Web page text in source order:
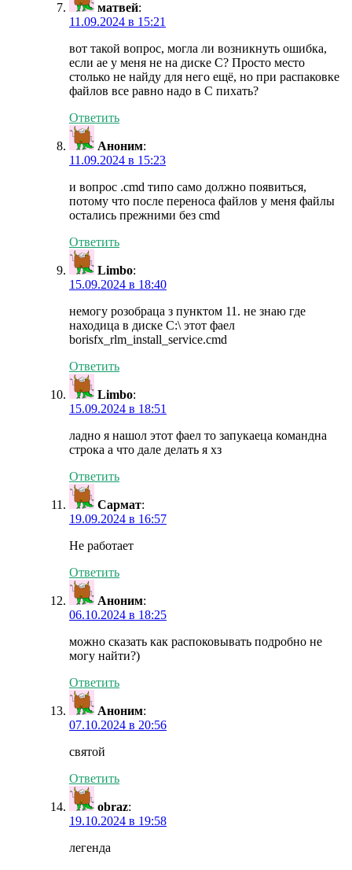
матвей:
11.09.2024 в 15:21
вот такой вопрос, могла ли возникнуть ошибка,
если ае у меня не на диске С? Просто место
столько не найду для него ещё, но при распаковке
файлов все равно надо в С пихать?
Ответить
Аноним:
11.09.2024 в 15:23
и вопрос .cmd типо само должно появиться,
потому что после переноса файлов у меня файлы
остались прежними без cmd
Ответить
Limbo:
15.09.2024 в 18:40
немогу розобраца з пунктом 11. не знаю где
находица в диске C:\ этот фаел
borisfx_rlm_install_service.cmd
Ответить
Limbo:
15.09.2024 в 18:51
ладно я нашол этот фаел то запукаеца командна
строка а что дале делать я хз
Ответить
Сармат:
19.09.2024 в 16:57
Не работает
Ответить
Аноним:
06.10.2024 в 18:25
можно сказать как распоковывать подробно не
могу найти?)
Ответить
Аноним:
07.10.2024 в 20:56
святой
Ответить
obraz:
19.10.2024 в 19:58
легенда